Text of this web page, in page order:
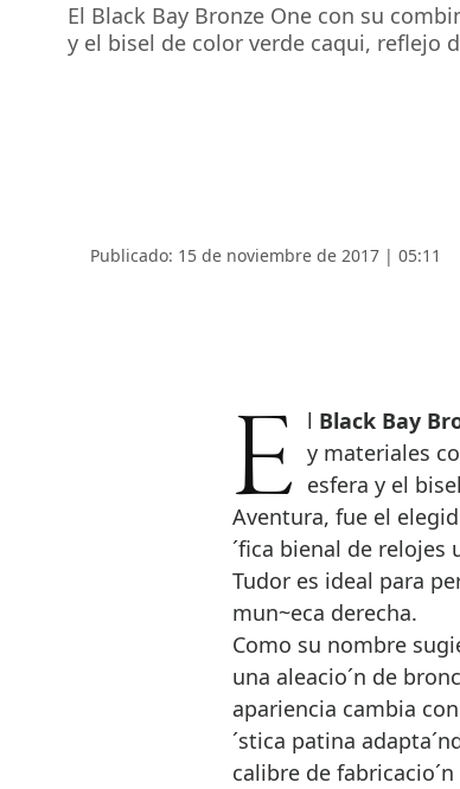
El Black Bay Bronze One con su
y el bisel de color verde caqui, reflejo
Publicado: 15 de noviembre de 2017 | 05:11
El Black Bay
y materiales
esfera y el
Aventura, fue el
´fica bienal de relojes
Tudor es ideal para
mun~eca derecha.
Como su nombre
una aleacio´n de
apariencia cambia
´stica patina
calibre de